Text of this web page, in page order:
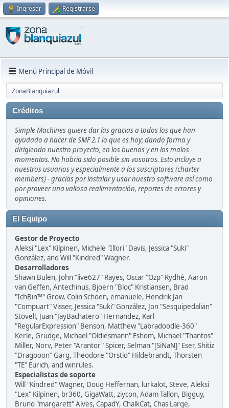
Ingresar Registrarse
Menú Principal de Móvil
ZonaBlanquiazul
Créditos
Simple Machines quiere dar las gracias a todos los que han
ayudado a hacer de SMF 2.1 lo que es hoy; dando forma y
dirigiendo nuestro proyecto, en los buenos y en los malos
momentos. No habría sido posible sin vosotros. Esto incluye a
nuestros usuarios y especialmente a los suscriptores (charter
members) - gracias por instalar y usar nuestro software así como
por proveer una valiosa realimentación, reportes de errores y
opiniones.
El Equipo
Gestor de Proyecto
Aleksi "Lex" Kilpinen, Michele "Illori" Davis, Jessica "Suki"
González, and Will "Kindred" Wagner.
Desarrolladores
Shawn Bulen, John "live627" Rayes, Oscar "Ozp" Rydhé, Aaron
van Geffen, Antechinus, Bjoern "Bloc" Kristiansen, Brad
"IchBin™" Grow, Colin Schoen, emanuele, Hendrik Jan
"Compuart" Visser, Jessica "Suki" González, Jon "Sesquipedalian"
Stovell, Juan "JayBachatero" Hernandez, Karl
"RegularExpression" Benson, Matthew "Labradoodle-360"
Kerle, Grudge, Michael "Oldiesmann" Eshom, Michael "Thantos"
Miller, Norv, Peter "Arantor" Spicer, Selman "[SiNaN]" Eser, Shitiz
"Dragooon" Garg, Theodore "Orstio" Hildebrandt, Thorsten
"TE" Eurich, and winrules.
Especialistas de soporte
Will "Kindred" Wagner, Doug Heffernan, lurkalot, Steve, Aleksi
"Lex" Kilpinen, br360, GigaWatt, ziycon, Adam Tallon, Bigguy,
Bruno "margarett" Alves, CapadY, ChalkCat, Chas Large,